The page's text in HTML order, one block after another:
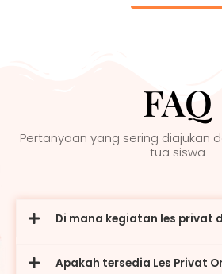
FAQ
Pertanyaan yang sering diajukan
tua siswa
Di mana kegiatan les privat
Apakah tersedia Les Privat